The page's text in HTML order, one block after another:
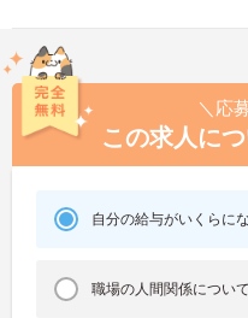
＼応
この求人に
自分の給与がいくらに
職場の人間関係につい